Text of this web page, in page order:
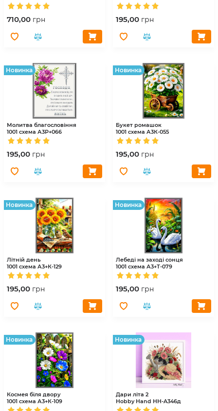
710,00 грн 195,00 грн
Hовинка
Молитва благословіння
1001 схема А3Р+066
195,00 грн
Hовинка
Букет ромашок
1001 схема А3К-055
195,00 грн
Hовинка
Літній день
1001 схема А3+К-129
195,00 грн
Hовинка
Лебеді на заході сонця
1001 схема А3+Т-079
195,00 грн
Hовинка
Космея біля двору
1001 схема А3+К-109
Hовинка
Дари літа 2
Hobby Hand НН-A346д